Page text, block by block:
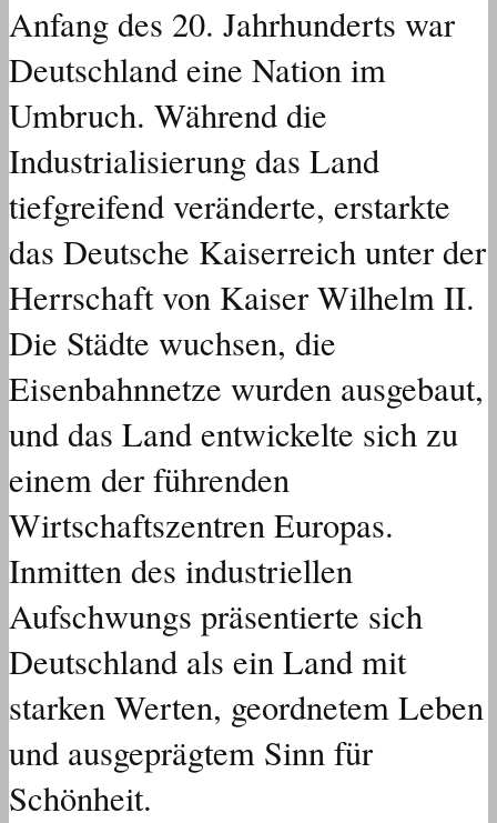
Anfang des 20. Jahrhunderts war
Deutschland eine Nation im
Umbruch. Während die
Industrialisierung das Land
tiefgreifend veränderte, erstarkte
das Deutsche Kaiserreich unter der
Herrschaft von Kaiser Wilhelm II.
Die Städte wuchsen, die
Eisenbahnnetze wurden ausgebaut,
und das Land entwickelte sich zu
einem der führenden
Wirtschaftszentren Europas.
Inmitten des industriellen
Aufschwungs präsentierte sich
Deutschland als ein Land mit
starken Werten, geordnetem Leben
und ausgeprägtem Sinn für
Schönheit.